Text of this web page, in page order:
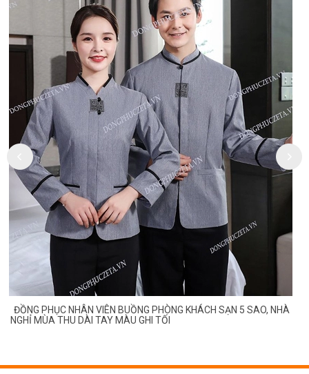
ĐỒNG PHỤC NHÂN VIÊN BUỒNG PHÒNG KHÁCH SẠN 5 SAO, NHÀ
NGHỈ MÙA THU DÀI TAY MÀU GHI TỐI